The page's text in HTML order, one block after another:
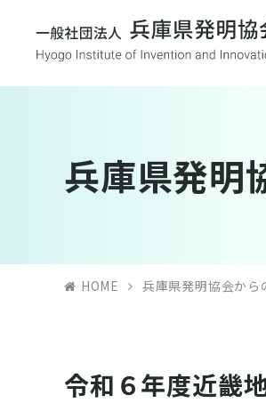
兵庫県発明
HOME 兵庫県発明協会から
令和６年度近畿